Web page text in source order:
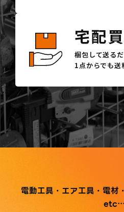
宅配
梱包して送るだ
1点からでも送
電動工具・エア工具・電材
etc…